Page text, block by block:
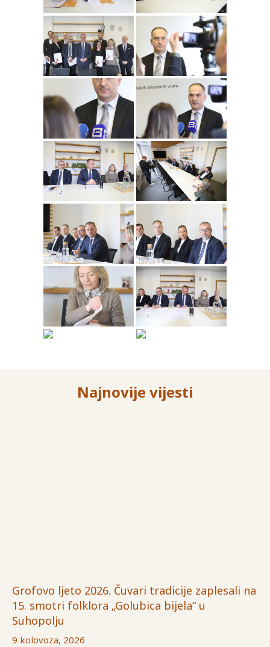
Najnovije vijesti
Grofovo ljeto 2026. Čuvari tradicije zaplesali na
15. smotri folklora „Golubica bijela“ u
Suhopolju
9 kolovoza, 2026